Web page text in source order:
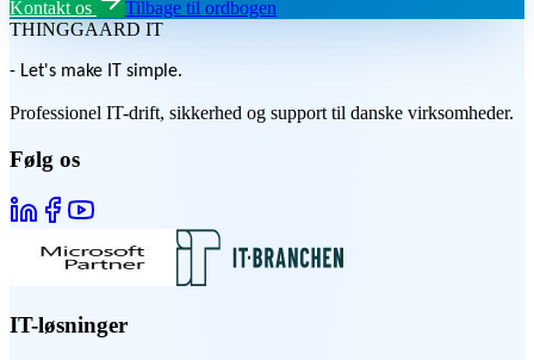
Kontakt os
Tilbage til ordbogen
THINGGAARD IT
- Let's make IT simple.
Professionel IT-drift, sikkerhed og support til danske virksomheder.
Følg os
IT-løsninger